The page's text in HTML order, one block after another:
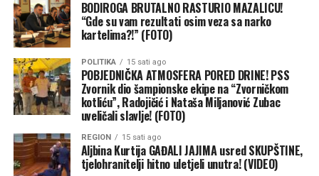
BODIROGA BRUTALNO RASTURIO MAZALICU!
“Gde su vam rezultati osim veza sa narko
kartelima?!” (FOTO)
POLITIKA 15 sati ago
POBJEDNIČKA ATMOSFERA PORED DRINE! PSS
Zvornik dio šampionske ekipe na “Zvorničkom
kotliću”, Radojičić i Nataša Miljanović Zubac
uveličali slavlje! (FOTO)
REGION 15 sati ago
Aljbina Kurtija GAĐALI JAJIMA usred SKUPŠTINE,
tjelohranitelji hitno uletjeli unutra! (VIDEO)